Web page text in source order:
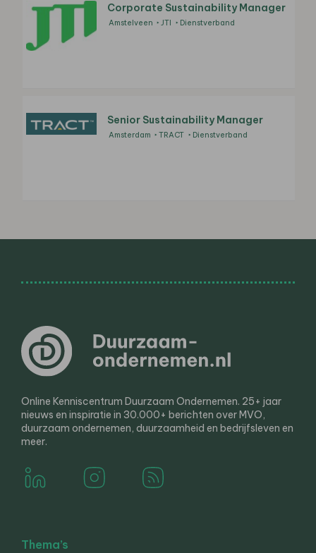
Corporate Sustainability Manager
Amstelveen JTI Dienstverband
Senior Sustainability Manager
Amsterdam TRACT Dienstverband
Online Kenniscentrum Duurzaam Ondernemen. 25+ jaar
nieuws en inspiratie in 30.000+ berichten over MVO,
duurzaam ondernemen, duurzaamheid en bedrijfsleven en
meer.
Thema’s